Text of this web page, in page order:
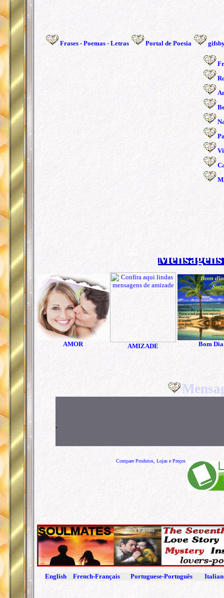
Frases - Poemas-Letras Portal de Poesia
R
AMOR AMIZADE Bom Dia
.
Compare Produtos, Lojas e Preços
English French-Français Portuguese-Português Italian